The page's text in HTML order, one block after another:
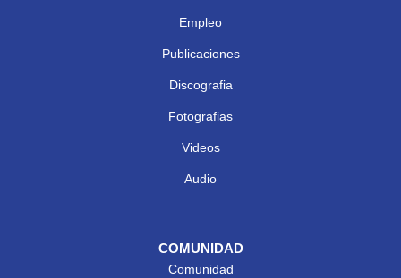
Empleo
Publicaciones
Discografia
Fotografias
Videos
Audio
COMUNIDAD
Comunidad